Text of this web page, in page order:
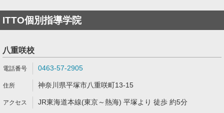
ITTO個別指導学院
八重咲校
0463-57-2905
神奈川県平塚市八重咲町13-15
JR東海道本線(東京～熱海) 平塚より 徒歩 約5分